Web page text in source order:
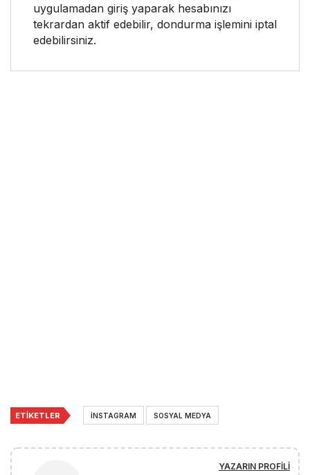
uygulamadan giriş yaparak hesabınızı
tekrardan aktif edebilir, dondurma işlemini iptal
edebilirsiniz.
ETIKETLER INSTAGRAM SOSYAL MEDYA
YAZARIN PROFILI